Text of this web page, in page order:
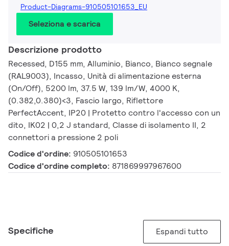
Product-Diagrams-910505101653_EU
Seleziona e scarica
Descrizione prodotto
Recessed, D155 mm, Alluminio, Bianco, Bianco segnale
(RAL9003), Incasso, Unità di alimentazione esterna
(On/Off), 5200 lm, 37.5 W, 139 lm/W, 4000 K,
(0.382,0.380)<3, Fascio largo, Riflettore
PerfectAccent, IP20 | Protetto contro l'accesso con un
dito, IK02 | 0,2 J standard, Classe di isolamento II, 2
connettori a pressione 2 poli
Codice d'ordine: 910505101653
Codice d'ordine completo: 871869997967600
Specifiche Espandi tutto